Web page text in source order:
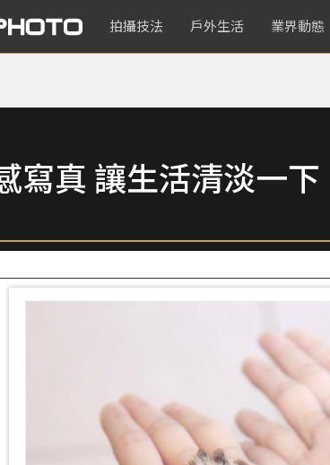
拍攝技法 戶外生活 業界動態
寫真 讓生活清淡一下